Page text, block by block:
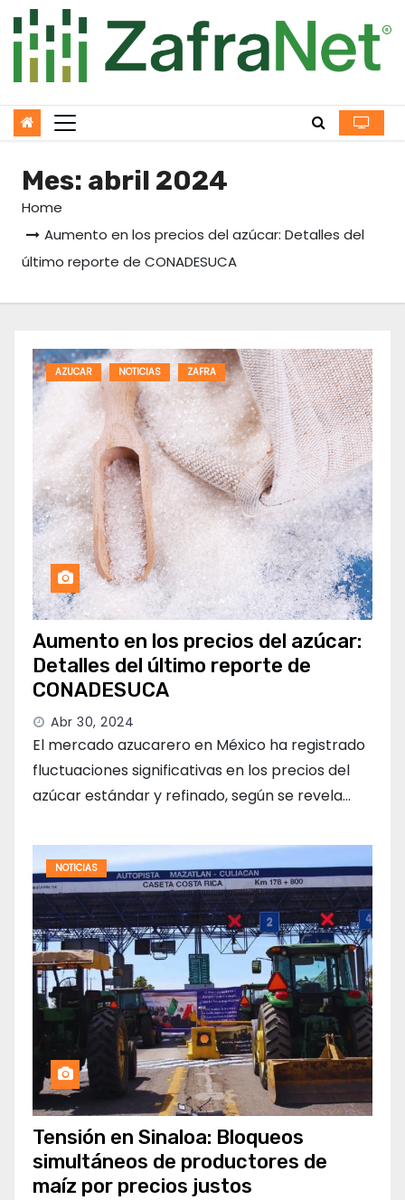
to
content
Mes: abril 2024
Home
Aumento en los precios del azúcar: Detalles del
último reporte de CONADESUCA
AZUCAR NOTICIAS ZAFRA
Aumento en los precios del azúcar:
Detalles del último reporte de
CONADESUCA
Abr 30, 2024
El mercado azucarero en México ha registrado
fluctuaciones significativas en los precios del
azúcar estándar y refinado, según se revela…
NOTICIAS
Tensión en Sinaloa: Bloqueos
simultáneos de productores de
maíz por precios justos